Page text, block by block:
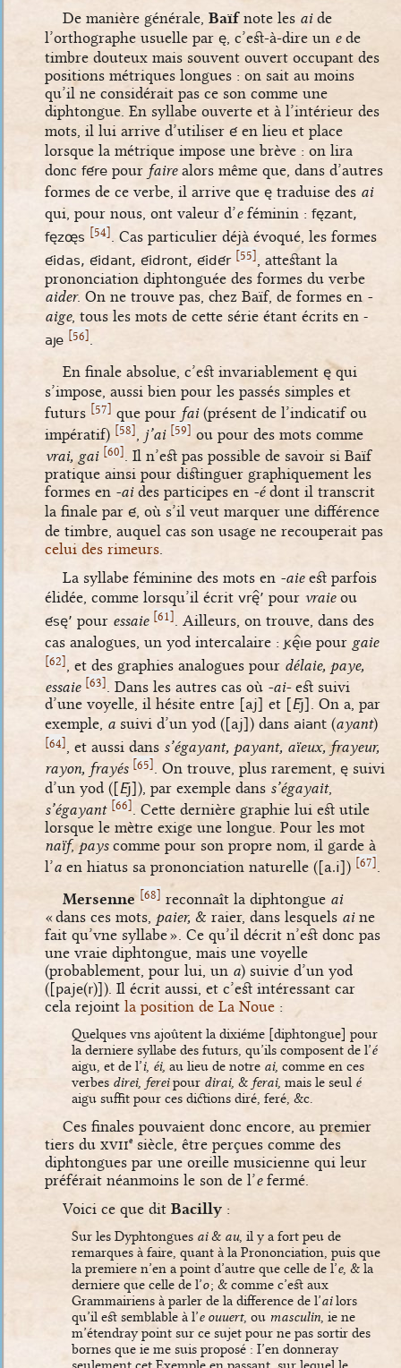
De manière générale, Baïfnote les aide
l’orthographe usuelle par è , c’est-à-dire un ede
timbre douteux mais souvent ouvert occupant des
positions métriques longues : on sait au moins
qu’il ne considérait pas ce son comme une
diphtongue. En syllabe ouverte et à l’intérieur des
mots, il lui arrive d’utiliser éen lieu et place
lorsque la métrique impose une brève : on lira
donc fére pour fairealors même que, dans d’autres
formes de ce verbe, il arrive que è traduise des ai
qui, pour nous, ont valeur d’eféminin : fèzant,
fèzøs [54] . Cas particulier déjà évoqué, les formes
éidas, éidant, éidront, éidér [55]
, attestant la
prononciation diphtonguée des formes du verbe
aider. On ne trouve pas, chez Baïf, de formes en -
aige, tous les mots de cette série étant écrits en -
aje [56].
En finale absolue, c’est invariablement èqui
s’impose, aussi bien pour les passés simples et
futurs [57] que pour fai(présent de l’indicatif ou
impératif) [58], j’ai [59] ou pour des mots comme
vrai, gai [60]
. Il n’est pas possible de savoir si Baïf
pratique ainsi pour distinguer graphiquement les
formes en -aides participes en -édont il transcrit
la finale par é, où s’il veut marquer une différence
de timbre, auquel cas son usage ne recouperait pas
celui des rimeurs
La syllabe féminine des mots en -aieest parfois
élidée, comme lorsqu’il écrit vrè^’ pour vraieou
ésè’ pour essaie [61]
. Ailleurs, on trouve, dans des
cas analogues, un yod intercalaire : gèìÎe pour gaie
[62] , et des graphies analogues pour délaie, paye,
essaie [63] . Dans les autres cas où -ai-est suivi
d’une voyelle, il hésite entre [aj] et [Ej] . On a, par
exemple, a suivi d’un yod ([aj]) dans aiant (ayant)
[64], et aussi dans s’égayant, payant, aïeux, frayeur,
rayon, frayés [65]. On trouve, plus rarement, è suivi
d’un yod ([Ej]), par exemple dans s’égayait,
s’égayant [66]. Cette dernière graphie lui est utile
lorsque le mètre exige une longue. Pour les mot
naïf,payscomme pour son propre nom, il garde à
l’a en hiatus sa prononciation naturelle ([a.i]) [67]
Mersenne [68] reconnaît la diphtongue ai
« dans ces mots, paier, & raier, dans lesquels aine
fait qu’vne syllabe ». Ce qu’il décrit n’est donc pas
une vraie diphtongue, mais une voyelle
(probablement, pour lui, un a) suivie d’un yod
([paje(r)]). Il écrit aussi, et c’est intéressant car
cela rejoint la position de La Noue :
Quelques vns ajoûtent la dixiéme [diphtongue] pour
la derniere syllabe des futurs, qu’ils composent de l’é
aigu, et de l’i, éi, au lieu de notre ai, comme en ces
verbes direi, fereipour dirai, & ferai, mais le seul é
aigu suffit pour ces dictions diré, feré, &c.
Ces finales pouvaient donc encore, au premier
tiers du xviie siècle, être perçues comme des
diphtongues par une oreille musicienne qui leur
préférait néanmoins le son de l’efermé.
Voici ce que dit Bacilly :
Sur les Dyphtongues ai& au, il y a fort peu de
remarques à faire, quant à la Prononciation, puis que
la premiere n’en a point d’autre que celle de l’e, & la
derniere que celle de l’o; & comme c’est aux
Grammairiens à parler de la difference de l’ailors
qu’il est semblable à l’e ouuert, ou masculin, ie ne
m’étendray point sur ce sujet pour ne pas sortir des
bornes que ie me suis proposé : I’en donneray